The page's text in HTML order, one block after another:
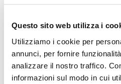
Questo sito web utilizza i
Utilizziamo i cookie per
annunci, per fornire
analizzare il nostro traffico.
informazioni sul modo in cui
Titolo
FAQ - Responsabilità nei